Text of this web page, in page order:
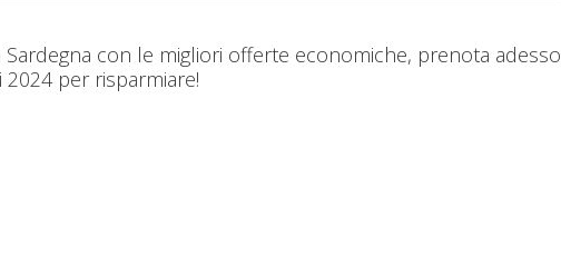
Sardegna con le migliori offerte economiche, prenota adesso
2024 per risparmiare!